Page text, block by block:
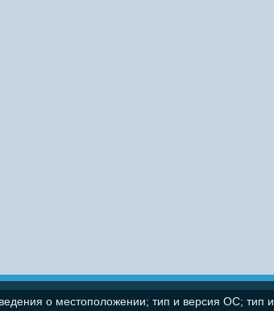
о местоположении; тип и версия ОС; тип и